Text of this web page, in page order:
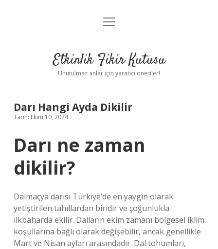
Anasayfa
Yasal Uyarı
menüyü
Etkinlik Fikir Kutusu
Unutulmaz anlar için yaratıcı öneriler!
Darı Hangi Ayda Dikilir
Tarih: Ekim 10, 2024
Darı ne zaman
dikilir?
Dalmaçya darısı Türkiye’de en yaygın olarak
yetiştirilen tahıllardan biridir ve çoğunlukla
ilkbaharda ekilir. Dalların ekim zamanı bölgesel iklim
koşullarına bağlı olarak değişebilir, ancak genellikle
Mart ve Nisan ayları arasındadır. Dal tohumları,